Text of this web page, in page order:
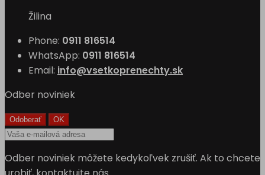
Žilina
Phone: 0911 816514
WhatsApp: 0911 816514
Email: info@vsetkoprenechty.sk
Odber noviniek
Odber noviniek môžete kedykoľvek zrušiť. Ak to chcete